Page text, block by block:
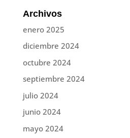
Archivos
enero 2025
diciembre 2024
octubre 2024
septiembre 2024
julio 2024
junio 2024
mayo 2024